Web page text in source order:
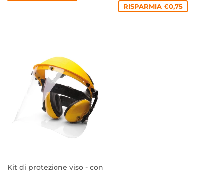
RISPARMIA €0,75
Kit di protezione viso - con